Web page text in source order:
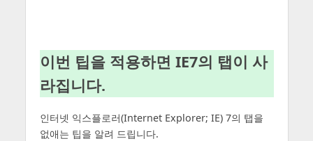
이번 팁을 적용하면 IE7의 탭이 사
라집니다.
인터넷 익스플로러(Internet Explorer; IE) 7의 탭을
없애는 팁을 알려 드립니다.